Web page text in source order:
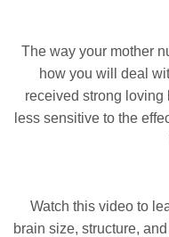
The way your mother
how you will deal
received strong loving
less sensitive to the
Watch this video to
brain size, structure,